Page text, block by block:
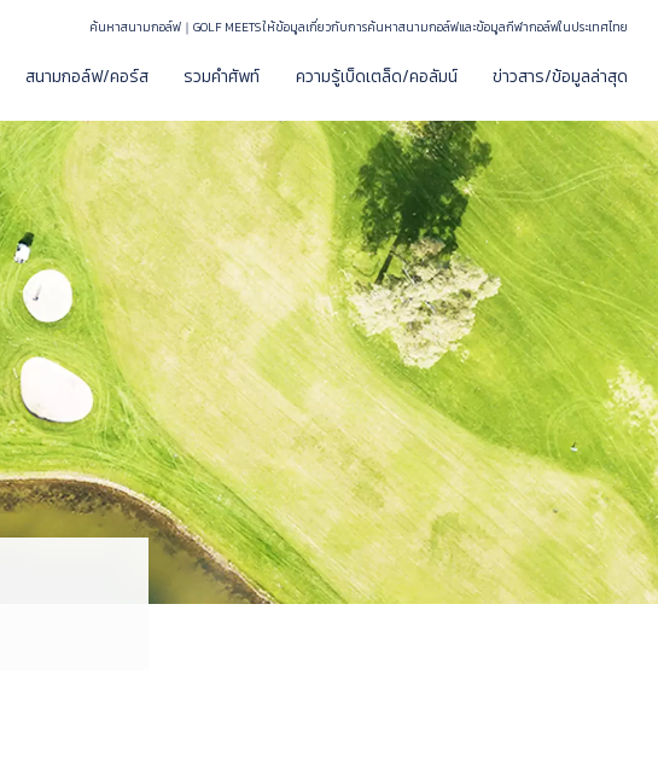
ค้นหาสนามกอล์ฟ｜GOLF MEETS ให้ข้อมูลเกี่ยวกับการค้นหาสนามกอล์ฟและข้อมูลกีฬากอล์ฟในประเทศไทย
สนามกอล์ฟ/คอร์ส รวมคำศัพท์ ความรู้เบ็ดเตล็ด/คอลัมน์ ข่าวสาร/ข้อมูลล่าสุด